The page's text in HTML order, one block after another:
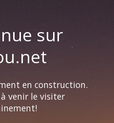
sur
en construction.
venir le visiter